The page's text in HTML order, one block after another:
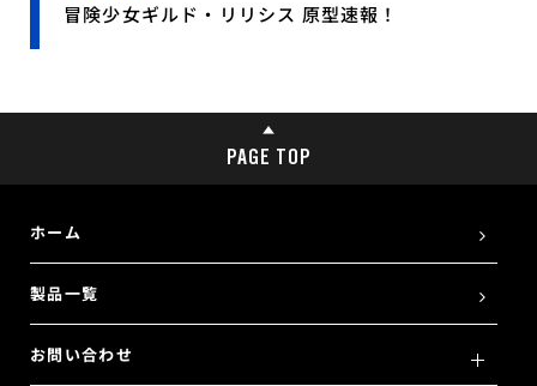
冒険少女ギルド・リリシス 原型速報！
PAGE TOP
ホーム
製品一覧
お問い合わせ